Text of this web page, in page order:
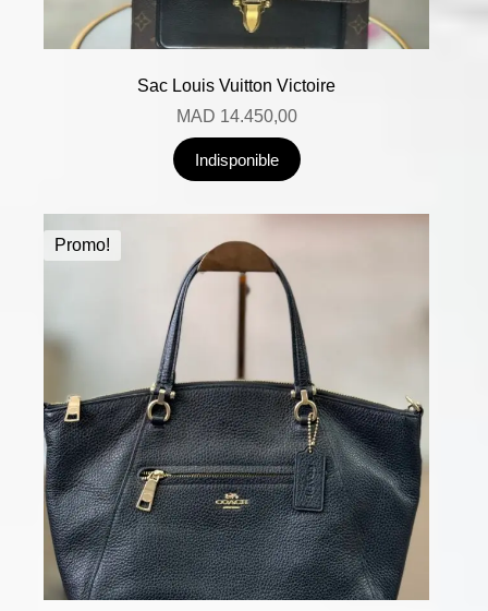
Sac Louis Vuitton Victoire
MAD 14.450,00
Indisponible
Promo!